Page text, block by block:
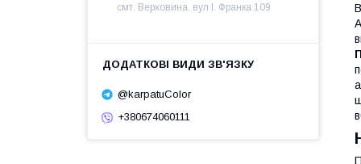
смт. Верховина, вул І. Франка 109
@karpatuColor
+380674060111